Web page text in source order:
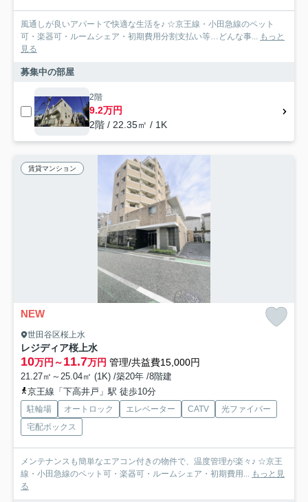
風通しが良いアパートで快適な生活を♪ ☆京王線・小田急線のペット
可・楽器可・ルームシェア・初期費用分割支払い等…どんな事... もっと
見る
募集中の部屋
2階
9.2万円
2階 / 22.35㎡ / 1K
賃貸マンション
NEW
世田谷区桜上水
レジディア桜上水
10万円～11.7万円 管理/共益費15,000円
21.27㎡～25.04㎡ (1K) /築20年 /8階建
京王線「下高井戸」駅 徒歩10分
駐輪場 オートロック エレベーター CATV
光ファイバー
宅配ボックス
メンテナンスも簡単なエアコン付きの物件で、温度管理が楽々♪ ☆京王
線・小田急線のペット可・楽器可・ルームシェア・初期費用... もっと見
る